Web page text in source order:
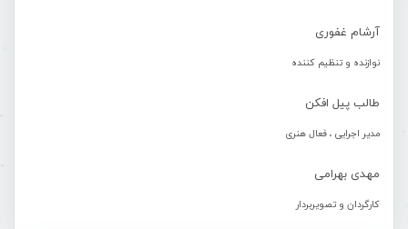
آرشام غفوری
نوازنده و تنظیم کننده
طالب پیل افکن
مدیر اجرایی ، فعال هنری
مهدی بهرامی
کارگردان و تصویربردار